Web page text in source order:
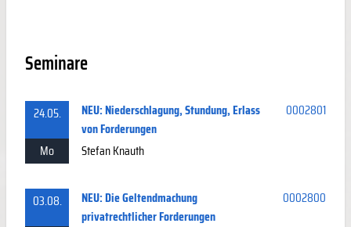
Seminare
24.05.
NEU: Niederschlagung, Stundung, Erlass
von Forderungen
0002801
Mo Stefan Knauth
03.08.
NEU: Die Geltendmachung
privatrechtlicher Forderungen
0002800